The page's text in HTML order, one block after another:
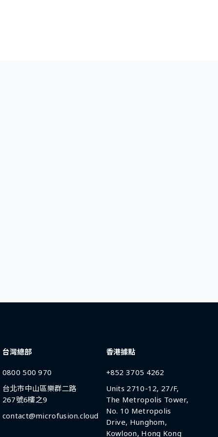
台灣總部
0800 500 970
台北市中山區樂群二路
267號6樓之9
contact@microfusion.cloud
香港據點
+852 3705 4262
Units 2710-12, 27/F,
The Metropolis Tower,
No. 10 Metropolis
Drive, Hunghom,
Kowloon, Hong Kong